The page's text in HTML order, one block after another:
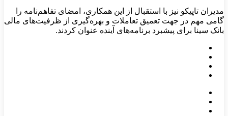
مدیران تاپیکو نیز با استقبال از این همکاری، امضای تفاهم‌نامه را
گامی مهم در جهت تعمیق تعاملات و بهره‌گیری از ظرفیت‌های مالی
بانک سینا برای پیشبرد برنامه‌های آینده عنوان کردند.